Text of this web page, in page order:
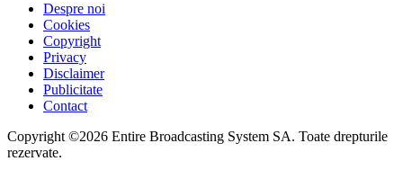
Despre noi
Cookies
Copyright
Privacy
Disclaimer
Publicitate
Contact
Copyright ©2026 Entire Broadcasting System SA. Toate drepturile
rezervate.